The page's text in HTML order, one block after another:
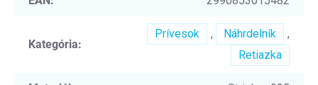
Kategória:
Prívesok , Náhrdelník
,
Retiazka